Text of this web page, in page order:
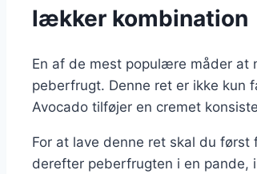
lækker kombination
En af de mest populære måder at
peberfrugt. Denne ret er ikke kun
Avocado tilføjer en cremet
For at lave denne ret skal du
derefter peberfrugten i en